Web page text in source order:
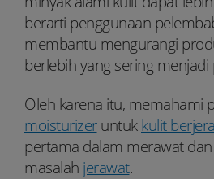
berarti penggunaan
membantu mengurangi
berlebih yang sering menjadi
Oleh karena itu, memahami
moisturizeruntukkulit
pertama dalam merawat
masalah jerawat.